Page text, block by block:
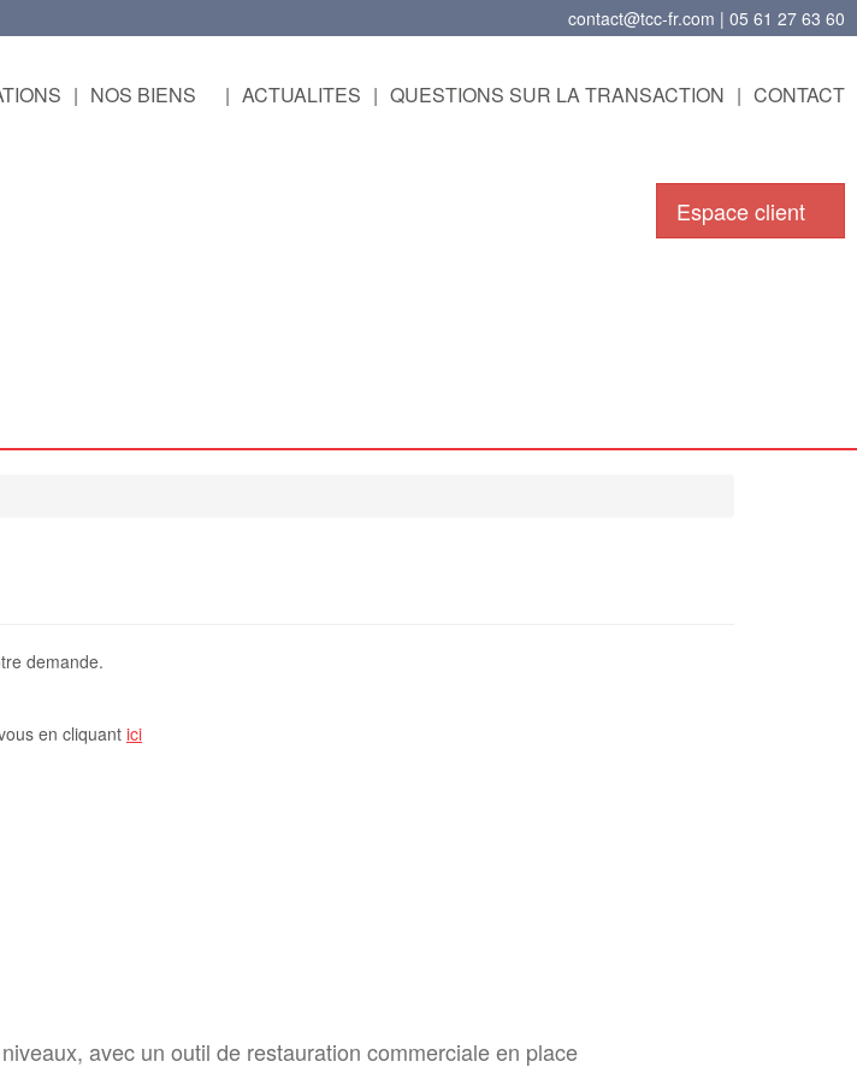
contact@tcc-fr.com | 05 61 27 63 60
NOS BIENS | ACTUALITES | QUESTIONS SUR LA TRANSACTION | CONTACT
Espace client
demande.
en cliquantici
avec un outil de restauration commerciale en place